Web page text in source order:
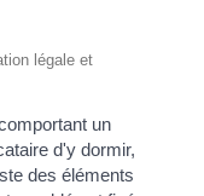
légale et
un
d'y dormir,
des éléments